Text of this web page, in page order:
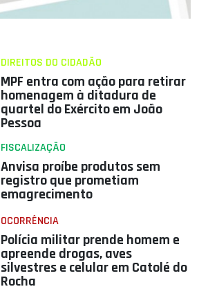
DIREITOS DO CIDADÃO
MPF entra com ação para retirar
homenagem à ditadura de
quartel do Exército em João
Pessoa
FISCALIZAÇÃO
Anvisa proíbe produtos sem
registro que prometiam
emagrecimento
OCORRÊNCIA
Polícia militar prende homem e
apreende drogas, aves
silvestres e celular em Catolé do
Rocha